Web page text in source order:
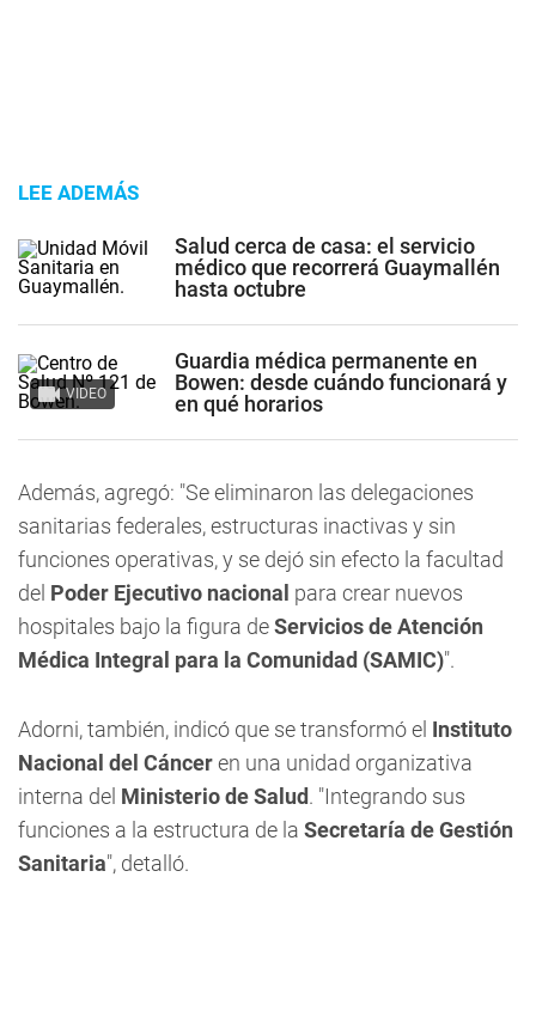
LEE ADEMÁS
Salud cerca de casa: el servicio
médico que recorrerá Guaymallén
hasta octubre
VIDEO
Guardia médica permanente en
Bowen: desde cuándo funcionará y
en qué horarios
Además, agregó: "Se eliminaron las delegaciones
sanitarias federales, estructuras inactivas y sin
funciones operativas, y se dejó sin efecto la facultad
del Poder Ejecutivo nacional para crear nuevos
hospitales bajo la figura deServicios de Atención
Médica Integral para la Comunidad (SAMIC)".
Adorni, también, indicó que se transformó el Instituto
Nacional del Cánceren una unidad organizativa
interna del Ministerio de Salud. "Integrando sus
funciones a la estructura de la Secretaría de Gestión
Sanitaria", detalló.